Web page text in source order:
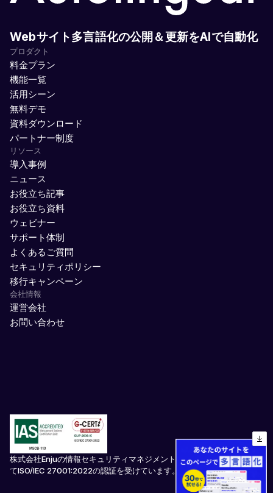
Webサイト多言語化の公開＆更新をAIで自動化
プロダクト
料金プラン
機能一覧
活用シーン
無料デモ
資料ダウンロード
パートナー制度
リソース
導入事例
ニュース
お役立ち記事
お役立ち資料
ウェビナー
サポート体制
よくあるご質問
セキュリティポリシー
移行キャンペーン
会社情報
運営会社
お問い合わせ
株式会社Enjuの情報セキュリティマネジメントシステムは、GCERTIに
てISO/IEC 27001:2022の認証を受けています。